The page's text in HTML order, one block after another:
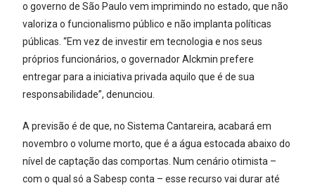
o governo de São Paulo vem imprimindo no estado, que não
valoriza o funcionalismo público e não implanta políticas
públicas. “Em vez de investir em tecnologia e nos seus
próprios funcionários, o governador Alckmin prefere
entregar para a iniciativa privada aquilo que é de sua
responsabilidade”, denunciou.
A previsão é de que, no Sistema Cantareira, acabará em
novembro o volume morto, que é a água estocada abaixo do
nível de captação das comportas. Num cenário otimista –
com o qual só a Sabesp conta – esse recurso vai durar até